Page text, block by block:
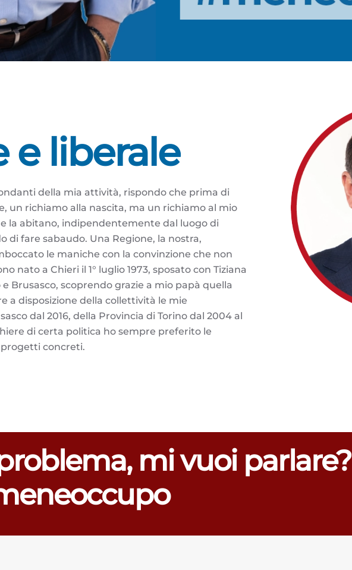
e liberale
della mia attività, rispondo che prima di
un richiamo alla nascita, ma un richiamo al mio
la abitano, indipendentemente dal luogo di
fare sabaudo. Una Regione, la nostra,
le maniche con la convinzione che non
nato a Chieri il 1° luglio 1973, sposato con Tiziana
Brusasco, scoprendo grazie a mio papà quella
a disposizione della collettività le mie
dal 2016, della Provincia di Torino dal 2004 al
di certa politica ho sempre preferito le
concreti.
mi vuoi parlare?